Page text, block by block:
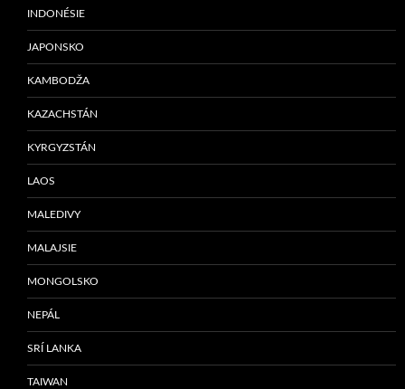
INDONÉSIE
JAPONSKO
KAMBODŽA
KAZACHSTÁN
KYRGYZSTÁN
LAOS
MALEDIVY
MALAJSIE
MONGOLSKO
NEPÁL
SRÍ LANKA
TAIWAN